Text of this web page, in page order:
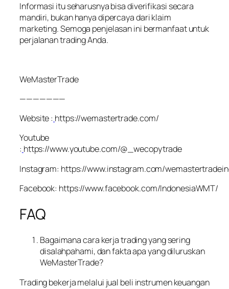
Informasi itu seharusnya bisa diverifikasi secara
mandiri, bukan hanya dipercaya dari klaim
marketing. Semoga penjelasan ini bermanfaat untuk
perjalanan trading Anda.
WeMasterTrade
———————
Website : https://wemastertrade.com/
Youtube
: https://www.youtube.com/@_wecopytrade
Instagram: https://www.instagram.com/
Facebook: https://www.facebook.com/IndonesiaWMT/
FAQ
Bagaimana cara kerja trading yang sering
disalahpahami, dan fakta apa yang diluruskan
WeMasterTrade?
Trading bekerja melalui jual beli instrumen keuangan